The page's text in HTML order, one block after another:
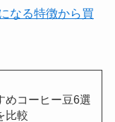
なる特徴から買
めコーヒー豆6選
比較